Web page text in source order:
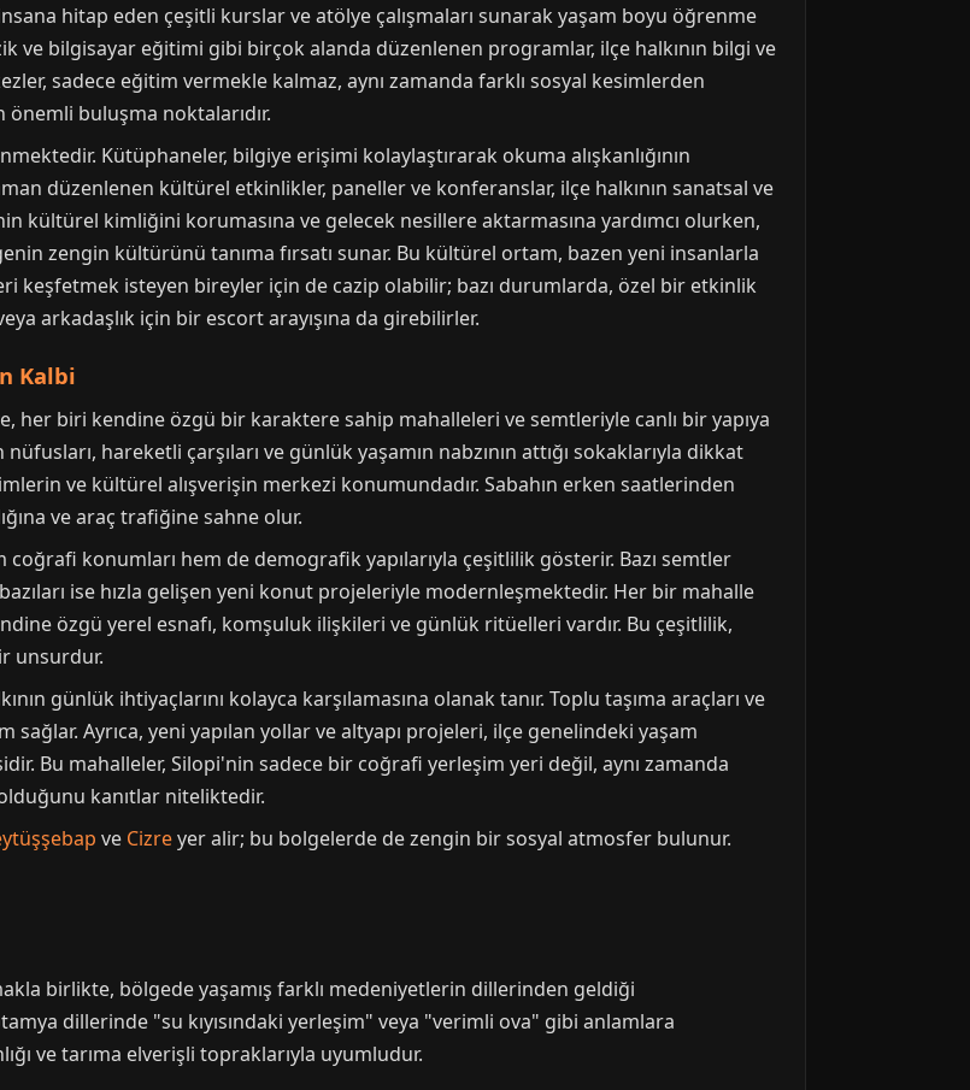
hitap eden çeşitli kurslar ve atölye çalışmaları sunarak yaşam boyu öğrenme
ve bilgisayar eğitimi gibi birçok alanda düzenlenen programlar, ilçe halkının bilgi ve
sadece eğitim vermekle kalmaz, aynı zamanda farklı sosyal kesimlerden
önemli buluşma noktalarıdır.
Kütüphaneler, bilgiye erişimi kolaylaştırarak okuma alışkanlığının
düzenlenen kültürel etkinlikler, paneller ve konferanslar, ilçe halkının sanatsal ve
kültürel kimliğini korumasına ve gelecek nesillere aktarmasına yardımcı olurken,
zengin kültürünü tanıma fırsatı sunar. Bu kültürel ortam, bazen yeni insanlarla
keşfetmek isteyen bireyler için de cazip olabilir; bazı durumlarda, özel bir etkinlik
arkadaşlık için bir escortarayışına da girebilirler.
Kalbi
her biri kendine özgü bir karaktere sahip mahalleleri ve semtleriyle canlı bir yapıya
hareketli çarşıları ve günlük yaşamın nabzının attığı sokaklarıyla dikkat
ve kültürel alışverişin merkezi konumundadır. Sabahın erken saatlerinden
ve araç trafiğine sahne olur.
konumları hem de demografik yapılarıyla çeşitlilik gösterir. Bazı semtler
ise hızla gelişen yeni konut projeleriyle modernleşmektedir. Her bir mahalle
özgü yerel esnafı, komşuluk ilişkileri ve günlük ritüelleri vardır. Bu çeşitlilik,
unsurdur.
günlük ihtiyaçlarını kolayca karşılamasına olanak tanır. Toplu taşıma araçları ve
sağlar. Ayrıca, yeni yapılan yollar ve altyapı projeleri, ilçe genelindeki yaşam
Bu mahalleler, Silopi'nin sadece bir coğrafi yerleşim yeri değil, aynı zamanda
kanıtlar niteliktedir.
ve Cizreyer alir; bu bolgelerde de zengin bir sosyal atmosfer bulunur.
birlikte, bölgede yaşamış farklı medeniyetlerin dillerinden geldiği
dillerinde "su kıyısındaki yerleşim" veya "verimli ova" gibi anlamlara
ve tarıma elverişli topraklarıyla uyumludur.